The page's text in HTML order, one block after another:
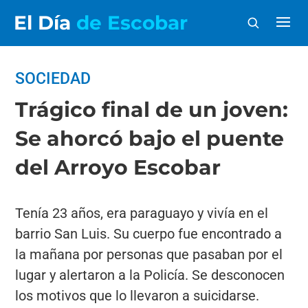
El Día de Escobar
SOCIEDAD
Trágico final de un joven:
Se ahorcó bajo el puente
del Arroyo Escobar
Tenía 23 años, era paraguayo y vivía en el
barrio San Luis. Su cuerpo fue encontrado a
la mañana por personas que pasaban por el
lugar y alertaron a la Policía. Se desconocen
los motivos que lo llevaron a suicidarse.